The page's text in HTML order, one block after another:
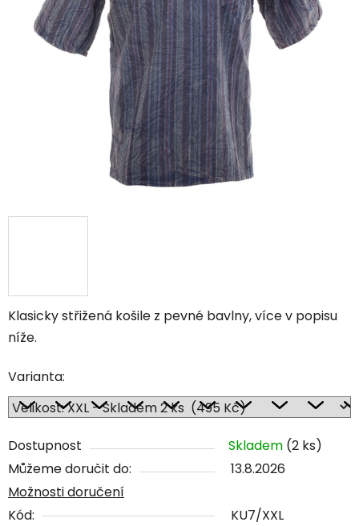
Klasicky střižená košile z pevné bavlny, více v popisu
níže.
Varianta:
Dostupnost Skladem (2 ks)
Můžeme doručit do:
13.8.2026
Možnosti doručení
Kód:
KU7/XXL